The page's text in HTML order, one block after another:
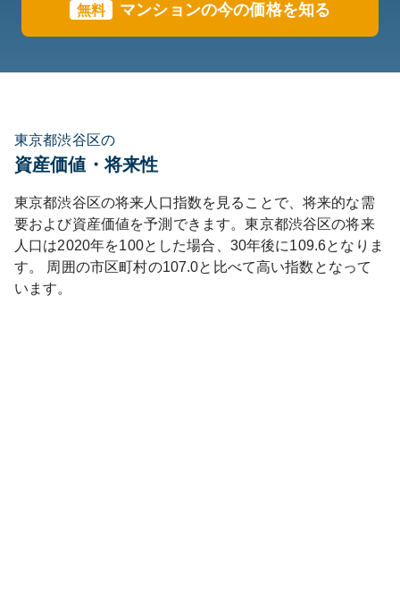
無料 マンションの今の価格を知る
東京都渋谷区の
資産価値・将来性
東京都渋谷区の将来人口指数を見ることで、将来的な需
要および資産価値を予測できます。東京都渋谷区の将来
人口は2020年を100とした場合、30年後に109.6となりま
す。
周囲の市区町村の107.0と比べて高い指数となって
います。